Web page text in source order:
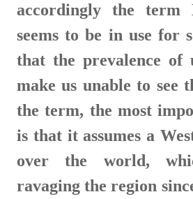
accordingly the term
seems to be in use for
that the prevalence of
make us unable to see
the term, the most
is that it assumes a
over the world,
ravaging the region